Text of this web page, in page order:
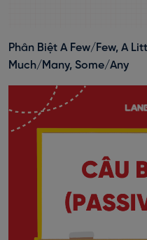
Phân Biệt A Few/Few, A
Much/Many, Some/Any